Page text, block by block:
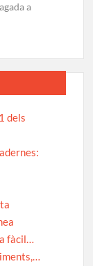
a
dels
fàcil…